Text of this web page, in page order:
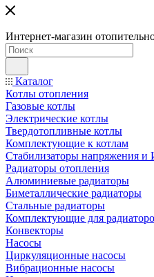
Интернет-магазин
Каталог
Котлы отопления
Газовые котлы
Электрические котлы
Твердотопливные котлы
Комплектующие к котлам
Стабилизаторы напряжения
Радиаторы отопления
Алюминиевые радиаторы
Биметаллические радиаторы
Стальные радиаторы
Комплектующие для
Конвекторы
Насосы
Циркуляционные насосы
Вибрационные насосы